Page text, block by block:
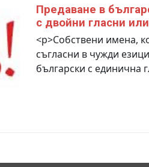
Предаване в
с двойни гласни
<p>Собствени имена,
съгласни в чужди
български с единична